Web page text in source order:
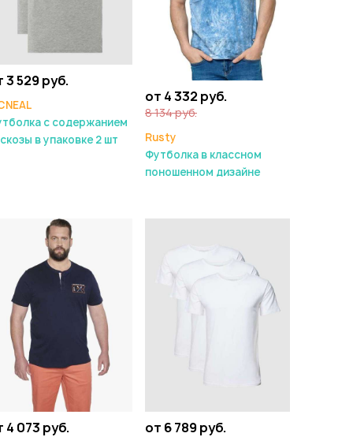
3 529 руб.
с содержанием
в упаковке 2 шт
от 4 332 руб.
8 134 руб.
Rusty
Футболка в классном
поношенном дизайне
4 073 руб. от 6 789 руб.